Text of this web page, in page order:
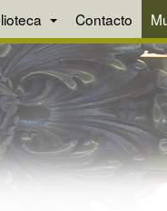
Contacto